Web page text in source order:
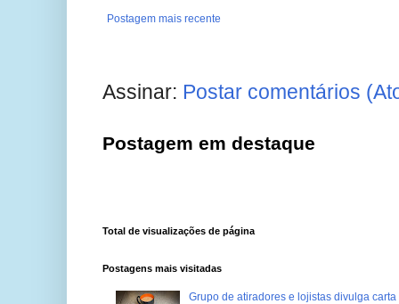
Postagem mais recente
Assinar: Postar comentários
Postagem em destaque
Total de visualizações de página
Postagens mais visitadas
Grupo de atiradores e lojistas divulga carta